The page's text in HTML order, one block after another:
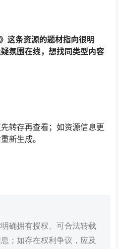
这条资源的题材指向很明
氛围在线，想找同类型内容
转存再查看；如资源信息更
新生成。
确拥有授权、可合法转载
；如存在权利争议，应及